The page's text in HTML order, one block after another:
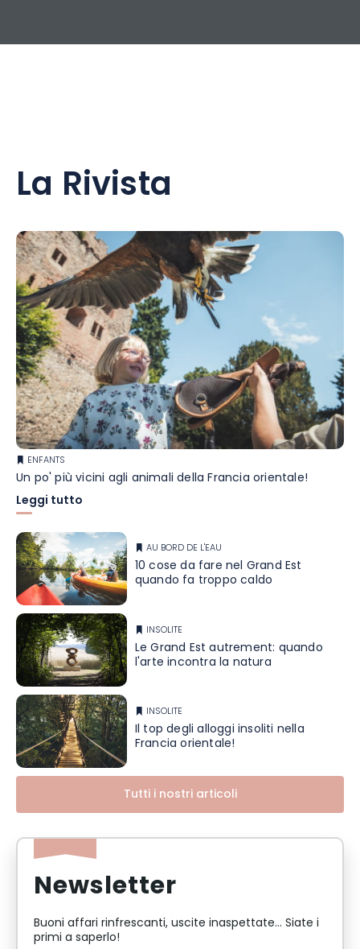
La Rivista
ENFANTS
Un po' più vicini agli animali della Francia orientale!
Leggi tutto
AU BORD DE L'EAU
10 cose da fare nel Grand Est
quando fa troppo caldo
INSOLITE
Le Grand Est autrement: quando
l'arte incontra la natura
INSOLITE
Il top degli alloggi insoliti nella
Francia orientale!
Tutti i nostri articoli
Newsletter
Buoni affari rinfrescanti, uscite inaspettate... Siate i
primi a saperlo!